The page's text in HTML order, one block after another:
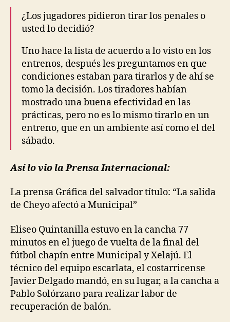
¿Los jugadores pidieron tirar los penales o
usted lo decidió?
Uno hace la lista de acuerdo a lo visto en los
entrenos, después les preguntamos en que
condiciones estaban para tirarlos y de ahí se
tomo la decisión. Los tiradores habían
mostrado una buena efectividad en las
prácticas, pero no es lo mismo tirarlo en un
entreno, que en un ambiente así como el del
sábado.
Así lo vio la Prensa Internacional:
La prensa Gráfica del salvador título: “La salida
de Cheyo afectó a Municipal”
Eliseo Quintanilla estuvo en la cancha 77
minutos en el juego de vuelta de la final del
fútbol chapín entre Municipal y Xelajú. El
técnico del equipo escarlata, el costarricense
Javier Delgado mandó, en su lugar, a la cancha a
Pablo Solórzano para realizar labor de
recuperación de balón.